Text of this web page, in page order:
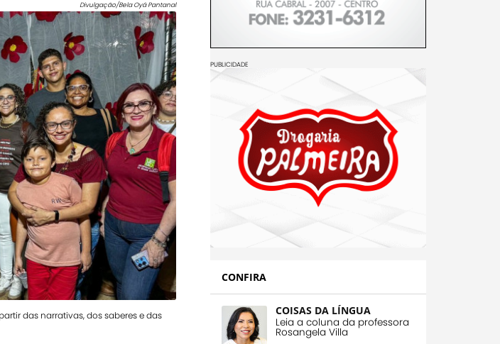
Divulgação/Bela Oyá Pantanal
das narrativas, dos saberes e das
PUBLICIDADE
CONFIRA
COISAS DA LÍNGUA
Leia a coluna da professora
Rosangela Villa